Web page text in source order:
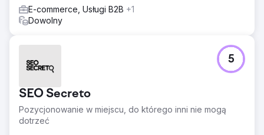
E-commerce, Usługi B2B +1
Dowolny
SEO Secreto
Pozycjonowanie w miejscu, do którego inni nie mogą
dotrzeć
5